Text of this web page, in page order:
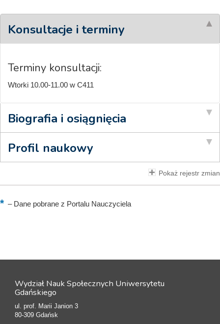
Konsultacje i terminy
Terminy konsultacji:
Wtorki 10.00-11.00 w C411
Biografia i osiągnięcia
Profil naukowy
Pokaż rejestr zmian
–Dane pobrane z Portalu Nauczyciela
Wydział Nauk Społecznych Uniwersytetu
Gdańskiego
ul. prof. Marii Janion 3
80-309 Gdańsk